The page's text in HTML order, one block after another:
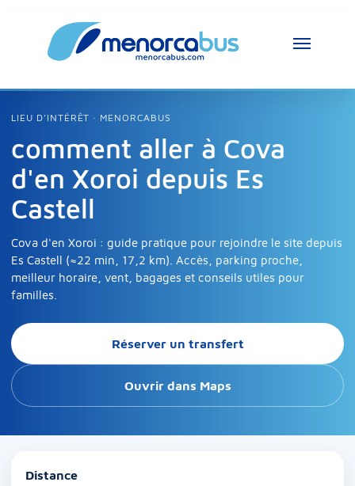
LIEU D’INTÉRÊT · MENORCABUS
comment aller à Cova
d'en Xoroi depuis Es
Castell
Cova d'en Xoroi : guide pratique pour rejoindre le site depuis
Es Castell (≈22 min, 17,2 km). Accès, parking proche,
meilleur horaire, vent, bagages et conseils utiles pour
familles.
Réserver un transfert
Ouvrir dans Maps
Distance